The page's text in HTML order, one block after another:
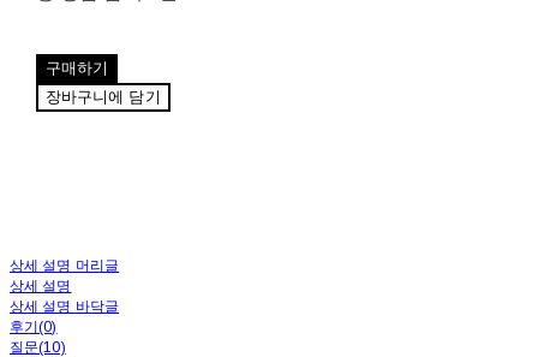
구매하기
장바구니에 담기
상세 설명 머리글
상세 설명
상세 설명 바닥글
후기(0)
질문(10)